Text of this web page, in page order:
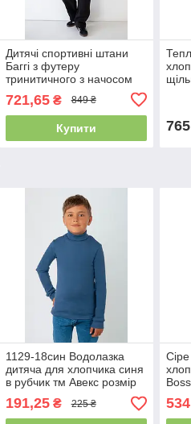
Дитячі спортивні штани
Баггі з футеру
тринитичного з начосом
721,65₴ 849 ₴
Купити 765
1129-18син Водолазка
дитяча для хлопчика синя
в рубчик тм Авекс розмір
110 см
191,25₴ 225 ₴